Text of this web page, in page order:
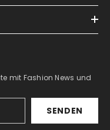
mit Fashion News und
SENDEN